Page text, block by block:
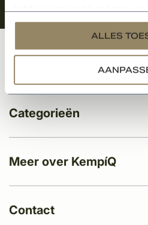
services.
ALLES
Meer over KempíQ
Categorieën
Contact